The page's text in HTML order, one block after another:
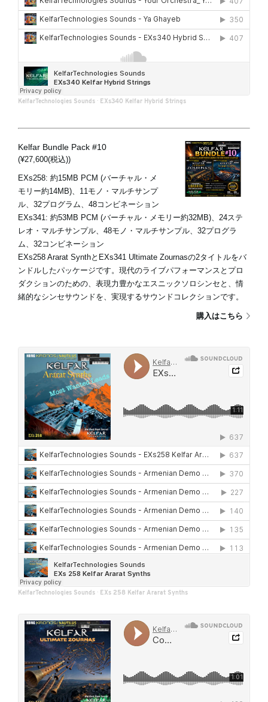
KelfarTechnologies Sounds · EXs340 Kelfar Hybrid Strings
Kelfar Bundle Pack #10
(¥27,600(税込))
EXs258: 約15MB PCM (バーチャル・メ
モリー約14MB)、11モノ・マルチサンプ
ル、32プログラム、48コンビネーション
EXs341: 約53MB PCM (バーチャル・メモリー約32MB)、24ステ
レオ・マルチサンプル、48モノ・マルチサンプル、32プログラ
ム、32コンビネーション
EXs258 Ararat SynthとEXs341 Ultimate Zournasの2タイトルをバ
ンドルしたパッケージです。現代のライブパフォーマンスとプロ
ダクションのための、表現力豊かなエスニックソロシンセと、情
緒的なシンセサウンドを、実現するサウンドコレクションです。
購入はこちら
KelfarTechnologies Sounds · EXs 258 Kelfar Ararat Synths